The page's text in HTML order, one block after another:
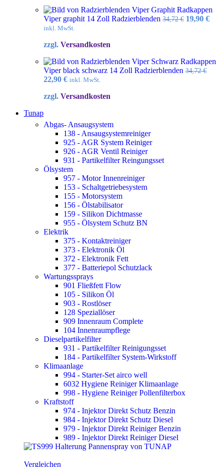
Radkappen
Viper graphit 14 Zoll Radzierblenden 34,72€ 19,90 €
inkl. MwSt.
zzgl. Versandkosten
Radkappen
Viper black schwarz 14 Zoll Radzierblenden 34,72€
Ursprünglicher
war:
22,90 €Aktueller
ist:
inkl. MwSt.
zzgl. Versandkosten
Tunap
Abgas- Ansaugsystem
138 - Ansaugsystemreiniger
925 - AGR System Reiniger
926 - AGR Ventil Reiniger
931 - Partikelfilter Reingungsset
Ölsystem
957 - Motor Innenreiniger
153 - Schaltgetriebesystem
155 - Motorsystem
156 - Ölstabilisator
159 - Silikon Dichtmasse
955 - Ölsystem Schutz BN
Elektrik
375 - Kontaktreiniger
373 - Elektronik Öl
372 - Elektronik Fett
377 - Batteriepol Schutzlack
Wartungssprays
901 Fließfett Flow
105 - Silikon Öl
903 - Rostlöser
128 Speziallöser
909 Innenraum Complete
104 Innenraumpflege
Dieselpartikelfilter
931 - Partikelfilter Reinigungsset
184 - Partikelfilter System-Wirkstoff
Klimaanlage
994 - Starter-Set airco well
6032 Hygiene Reiniger Klimaanlage
998 - Hygiene Reiniger Pollenfilterbox
Kraftstoff
974 - Injektor Direkt Schutz Benzin
984 - Injektor Direkt Schutz Diesel
979 - Injektor Direkt Reiniger Benzin
989 - Injektor Direkt Reiniger Diesel
Vergleichen